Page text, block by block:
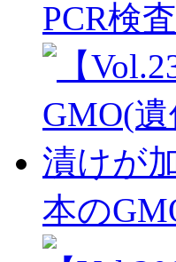
PCR検
本の